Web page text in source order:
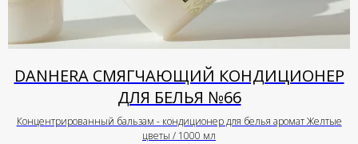
DANHERA СМЯГЧАЮЩИЙ КОНДИЦИОНЕР
ДЛЯ БЕЛЬЯ №66
Концентрированный бальзам - кондиционер для белья аромат Желтые
цветы / 1000 мл